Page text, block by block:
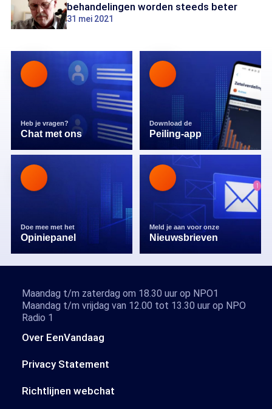
behandelingen worden steeds beter
31 mei 2021
Heb je vragen?
Chat met ons
Download de
Peiling-app
Doe mee met het
Opiniepanel
Meld je aan voor onze
Nieuwsbrieven
Over EenVandaag
Privacy Statement
Richtlijnen webchat
Maandag t/m zaterdag om 18.30 uur op NPO1
Maandag t/m vrijdag van 12.00 tot 13.30 uur op NPO
Radio 1